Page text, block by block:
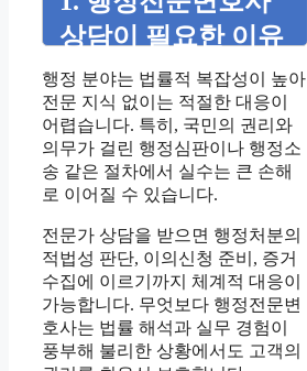
상담이 필요한 이유
행정 분야는 법률적 복잡성이 높아
전문 지식 없이는 적절한 대응이
어렵습니다. 특히, 국민의 권리와
의무가 걸린 행정심판이나 행정소
송 같은 절차에서 실수는 큰 손해
로 이어질 수 있습니다.
전문가 상담을 받으면 행정처분의
적법성 판단, 이의신청 준비, 증거
수집에 이르기까지 체계적 대응이
가능합니다. 무엇보다 행정전문변
호사는 법률 해석과 실무 경험이
풍부해 불리한 상황에서도 고객의